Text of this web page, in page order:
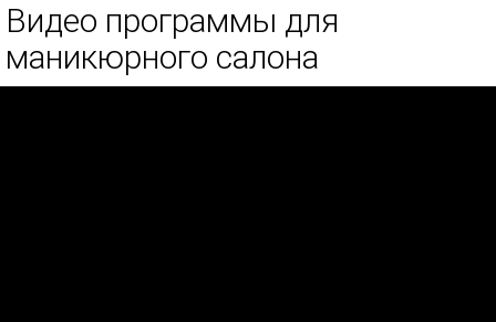
Видео программы для
маникюрного салона